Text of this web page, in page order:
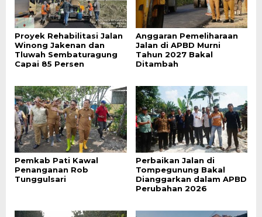
Proyek Rehabilitasi Jalan
Winong Jakenan dan
Tluwah Sembaturagung
Capai 85 Persen
Anggaran Pemeliharaan
Jalan di APBD Murni
Tahun 2027 Bakal
Ditambah
Pemkab Pati Kawal
Penanganan Rob
Tunggulsari
Perbaikan Jalan di
Tompegunung Bakal
Dianggarkan dalam APBD
Perubahan 2026